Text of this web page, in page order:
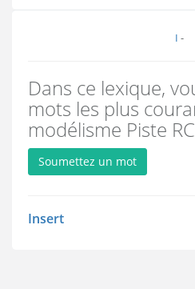
I -
Dans ce lexique,
mots les plus
modélisme Piste
Soumettez un mot
Insert